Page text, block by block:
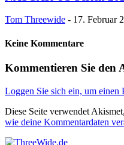
Tom Threewide - 17. Februar
Keine Kommentare
Kommentieren Sie den
Loggen Sie sich ein, um einen
Diese Seite verwendet
wie deine Kommentardaten